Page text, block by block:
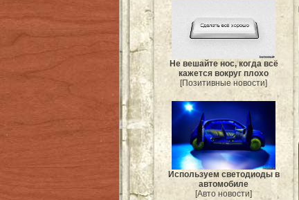
Не вешайте нос, когда всё
кажется вокруг плохо
[Позитивные новости]
Используем светодиоды в
автомобиле
[Авто новости]